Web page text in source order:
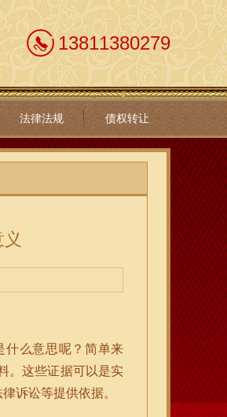
13811380279
法律法规 债权转让
什么意思呢？简单来
。这些证据可以是实
诉讼等提供依据。